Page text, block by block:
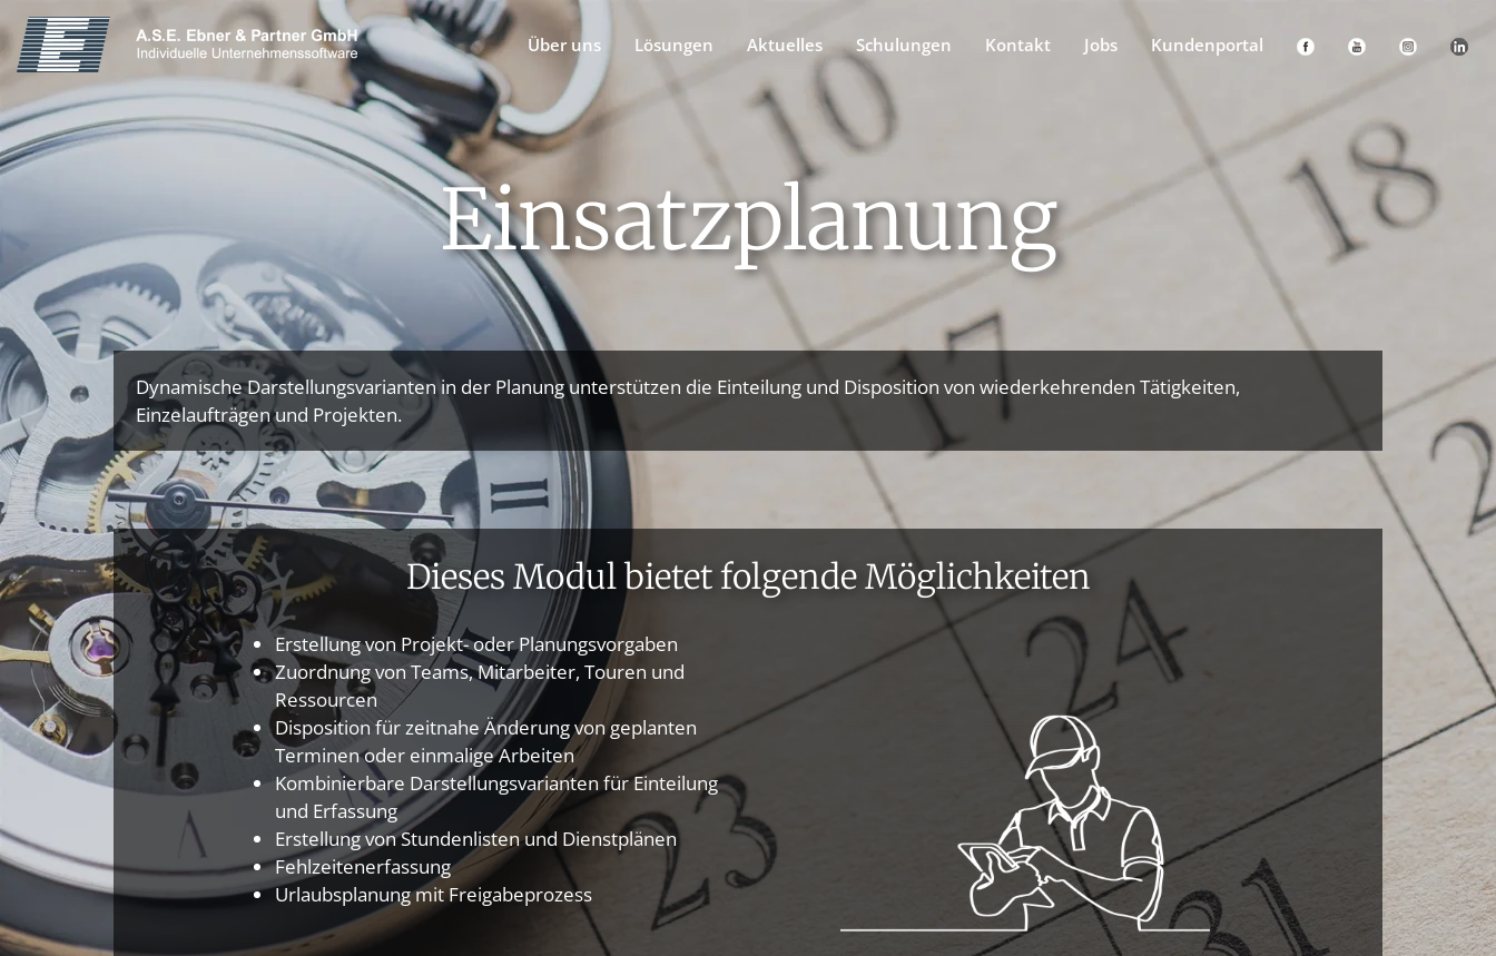
Über uns Lösungen Aktuelles Schulungen Kontakt Jobs Kundenportal
Einsatzplanung
Dynamische Darstellungsvarianten in der Planung unterstützen die Einteilung und Disposition von wiederkehrenden Tätigkeiten,
Einzelaufträgen und Projekten.
Dieses Modul bietet folgende Möglichkeiten
Erstellung von Projekt- oder Planungsvorgaben
Zuordnung von Teams, Mitarbeiter, Touren und
Ressourcen
Disposition für zeitnahe Änderung von geplanten
Terminen oder einmalige Arbeiten
Kombinierbare Darstellungsvarianten für Einteilung
und Erfassung
Erstellung von Stundenlisten und Dienstplänen
Fehlzeitenerfassung
Urlaubsplanung mitFreigabeprozess